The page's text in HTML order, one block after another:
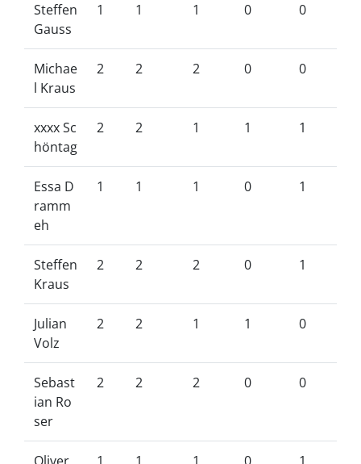
Steffen
Gauss
1 1 1 0 0
Michae
l Kraus
2 2 2 0 0
xxxx Sc
höntag
2 2 1 1 1
Essa D
ramm
eh
1 1 1 0 1
Steffen
Kraus
2 2 2 0 1
Julian
Volz
2 2 1 1 0
Sebast
ian Ro
ser
2 2 2 0 0